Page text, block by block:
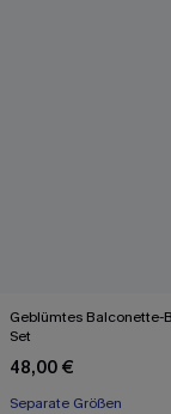
Geblümtes Balconette-
Set
48,00 €
Separate Größen